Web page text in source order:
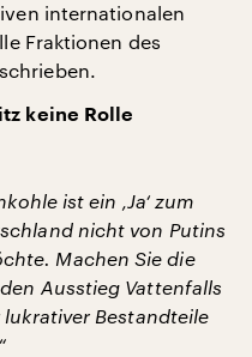
internationalen
Fraktionen des
keine Rolle
ist ein ‚Ja‘ zum
nicht von Putins
Machen Sie die
Ausstieg Vattenfalls
Bestandteile